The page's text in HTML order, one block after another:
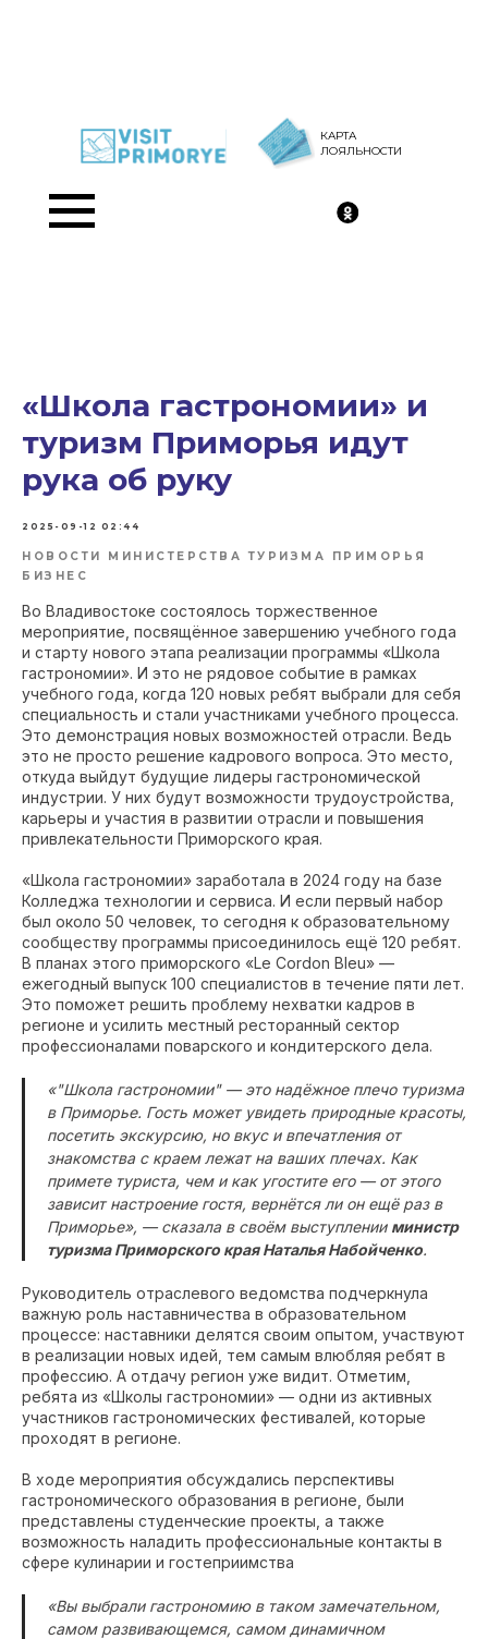
КАРТА
ЛОЯЛЬНОСТИ
«Школа гастрономии» и
туризм Приморья идут
рука об руку
2025-09-12 02:44
НОВОСТИ МИНИСТЕРСТВА ТУРИЗМА ПРИМОРЬЯ
БИЗНЕС
Во Владивостоке состоялось торжественное
мероприятие, посвящённое завершению учебного года
и старту нового этапа реализации программы «Школа
гастрономии». И это не рядовое событие в рамках
учебного года, когда 120 новых ребят выбрали для себя
специальность и стали участниками учебного процесса.
Это демонстрация новых возможностей отрасли. Ведь
это не просто решение кадрового вопроса. Это место,
откуда выйдут будущие лидеры гастрономической
индустрии. У них будут возможности трудоустройства,
карьеры и участия в развитии отрасли и повышения
привлекательности Приморского края.
«Школа гастрономии» заработала в 2024 году на базе
Колледжа технологии и сервиса. И если первый набор
был около 50 человек, то сегодня к образовательному
сообществу программы присоединилось ещё 120 ребят.
В планах этого приморского «Le Cordon Bleu» —
ежегодный выпуск 100 специалистов в течение пяти лет.
Это поможет решить проблему нехватки кадров в
регионе и усилить местный ресторанный сектор
профессионалами поварского и кондитерского дела.
«"Школа гастрономии" — это надёжное плечо туризма
в Приморье. Гость может увидеть природные красоты,
посетить экскурсию, но вкус и впечатления от
знакомства с краем лежат на ваших плечах. Как
примете туриста, чем и как угостите его — от этого
зависит настроение гостя, вернётся ли он ещё раз в
Приморье», — сказала в своём выступлении министр
туризма Приморского края Наталья Набойченко.
Руководитель отраслевого ведомства подчеркнула
важную роль наставничества в образовательном
процессе: наставники делятся своим опытом, участвуют
в реализации новых идей, тем самым влюбляя ребят в
профессию. А отдачу регион уже видит. Отметим,
ребята из «Школы гастрономии» — одни из активных
участников гастрономических фестивалей, которые
проходят в регионе.
В ходе мероприятия обсуждались перспективы
гастрономического образования в регионе, были
представлены студенческие проекты, а также
возможность наладить профессиональные контакты в
сфере кулинарии и гостеприимства
«Вы выбрали гастрономию в таком замечательном,
самом развивающемся, самом динамичном